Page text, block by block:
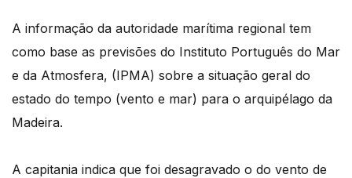
A informação da autoridade marítima regional tem
como base as previsões do Instituto Português do Mar
e da Atmosfera, (IPMA) sobre a situação geral do
estado do tempo (vento e mar) para o arquipélago da
Madeira.
A capitania indica que foi desagravado o do vento de